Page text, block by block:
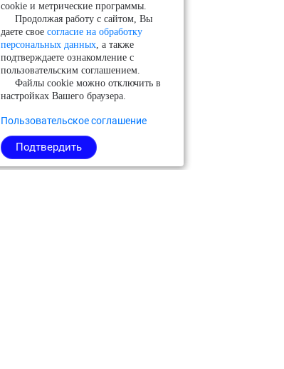
cookie и метрические программы.
Продолжая работу с сайтом, Вы
даете свое согласие на обработку
персональных данных, а также
подтверждаете ознакомление с
пользовательским соглашением.
Файлы cookie можно отключить в
настройках Вашего браузера.
Пользовательское соглашение
Подтвердить